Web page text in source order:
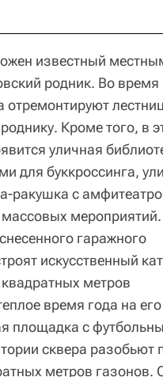
известный
родник. Во время
отремонтируют
Кроме того, в
уличная
для буккроссинга,
ракушка с
гаражного
искусственный
метров
время года на
площадка с
сквера разобьют
метров газонов.